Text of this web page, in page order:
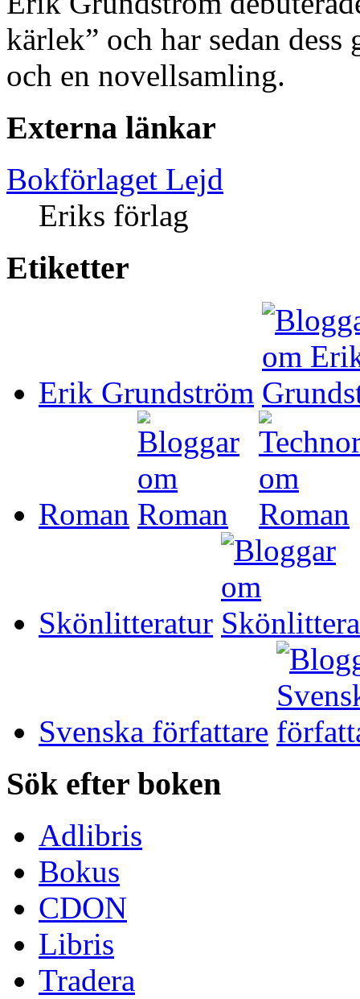
kärlek” och har sedan
och en novellsamling.
Externa länkar
Bokförlaget Lejd
Eriks förlag
Etiketter
Erik Grundström
Roman
Skönlitteratur
Svenska författare
Sök efter boken
Adlibris
Bokus
CDON
Libris
Tradera